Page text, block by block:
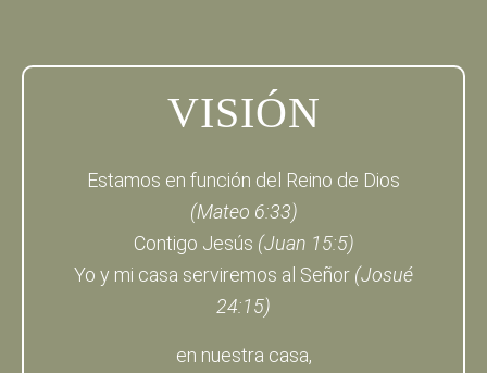
VISIÓN
Estamos en función del Reino de Dios
(Mateo 6:33)
Contigo Jesús (Juan 15:5)
Yo y mi casa serviremos al Señor (Josué
24:15)
en nuestra casa,